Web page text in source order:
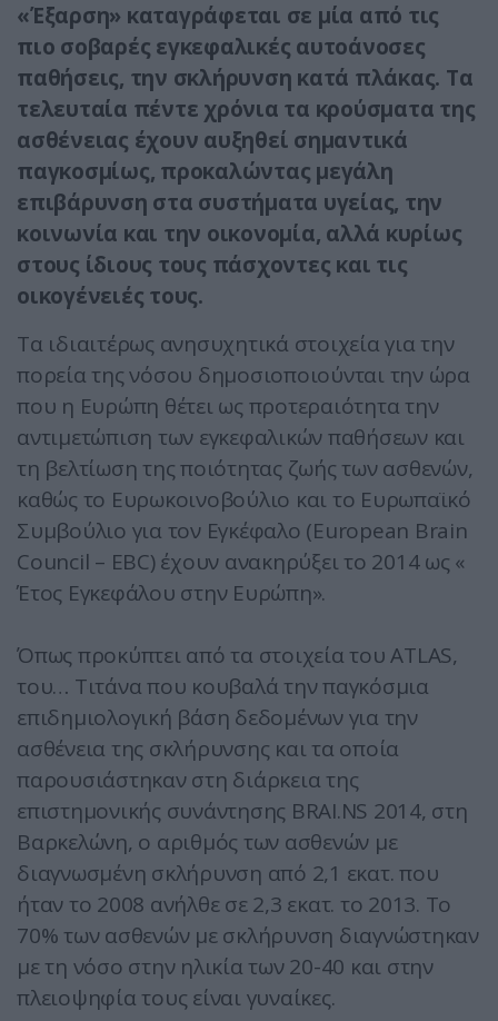
«Έξαρση» καταγράφεται σε μία από τις
πιο σοβαρές εγκεφαλικές αυτοάνοσες
παθήσεις, την σκλήρυνση κατά πλάκας. Τα
τελευταία πέντε χρόνια τα κρούσματα της
ασθένειας έχουν αυξηθεί σημαντικά
παγκοσμίως, προκαλώντας μεγάλη
επιβάρυνση στα συστήματα υγείας, την
κοινωνία και την οικονομία, αλλά κυρίως
στους ίδιους τους πάσχοντες και τις
οικογένειές τους.
Τα ιδιαιτέρως ανησυχητικά στοιχεία για την
πορεία της νόσου δημοσιοποιούνται την ώρα
που η Ευρώπη θέτει ως προτεραιότητα την
αντιμετώπιση των εγκεφαλικών παθήσεων και
τη βελτίωση της ποιότητας ζωής των ασθενών,
καθώς το Ευρωκοινοβούλιο και το Ευρωπαϊκό
Συμβούλιο για τον Εγκέφαλο (European Brain
Council – EBC) έχουν ανακηρύξει το 2014 ως «
Έτος Εγκεφάλου στην Ευρώπη».
Όπως προκύπτει από τα στοιχεία του ATLAS,
του… Τιτάνα που κουβαλά την παγκόσμια
επιδημιολογική βάση δεδομένων για την
ασθένεια της σκλήρυνσης και τα οποία
παρουσιάστηκαν στη διάρκεια της
επιστημονικής συνάντησης BRAI.NS 2014, στη
Βαρκελώνη, ο αριθμός των ασθενών με
διαγνωσμένη σκλήρυνση από 2,1 εκατ. που
ήταν το 2008 ανήλθε σε 2,3 εκατ. το 2013. Το
70% των ασθενών με σκλήρυνση διαγνώστηκαν
με τη νόσο στην ηλικία των 20-40 και στην
πλειοψηφία τους είναι γυναίκες.